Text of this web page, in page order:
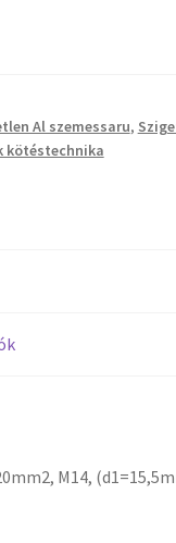
Al szemessaru,
kötéstechnika
M14,